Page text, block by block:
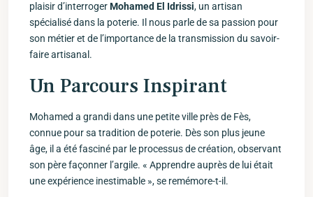
plaisir ⁤d’interrogerMohamed⁣ El Idrissi, un artisan
spécialisé dans la poterie. Il nous ​parle de sa passion pour
son ‍métier et de l’importance de la transmission du savoir-
faire artisanal.
Un⁤ Parcours‍ Inspirant
Mohamed a grandi dans​ une ‍petite ville près de Fès,
connue pour sa ‍tradition de poterie. Dès son ‍plus jeune‌
âge, il a ‍été fasciné par le‍ processus de création, observant
son⁢ père façonner l’argile.⁢ « Apprendre auprès⁤ de lui était
une⁣ expérience inestimable », se remémore-t-il.